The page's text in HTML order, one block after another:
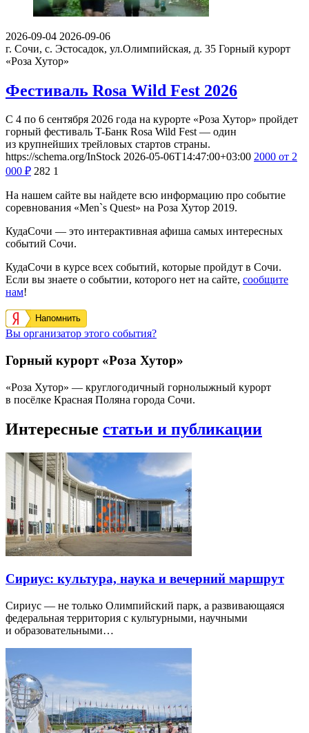
2026-09-04 2026-09-06
г. Сочи, с. Эстосадок, ул.Олимпийская, д. 35 Горный курорт
«Роза Хутор»
Фестиваль Rosa Wild Fest 2026
С 4 по 6 сентября 2026 года на курорте «Роза Хутор» пройдет
горный фестиваль T-Банк Rosa Wild Fest — один
из крупнейших трейловых стартов страны.
https://schema.org/InStock 2026-05-06T14:47:00+03:00 2000 от 2
000 ₽ 282 1
На нашем сайте вы найдете всю информацию про событие
соревнования «Men`s Quest» на Роза Хутор 2019.
КудаСочи — это интерактивная афиша самых интересных
событий Сочи.
КудаСочи в курсе всех событий, которые пройдут в Сочи.
Если вы знаете о событии, которого нет на сайте, сообщите
нам!
Напомнить
Вы организатор этого события?
Горный курорт «Роза Хутор»
«Роза Хутор» — круглогодичный горнолыжный курорт
в посёлке Красная Поляна города Сочи.
Интересные статьи и публикации
Сириус: культура, наука и вечерний маршрут
Сириус — не только Олимпийский парк, а развивающаяся
федеральная территория с культурными, научными
и образовательными…